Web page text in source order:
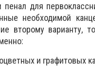
для
необходимой
второму варианту,
и графитовых